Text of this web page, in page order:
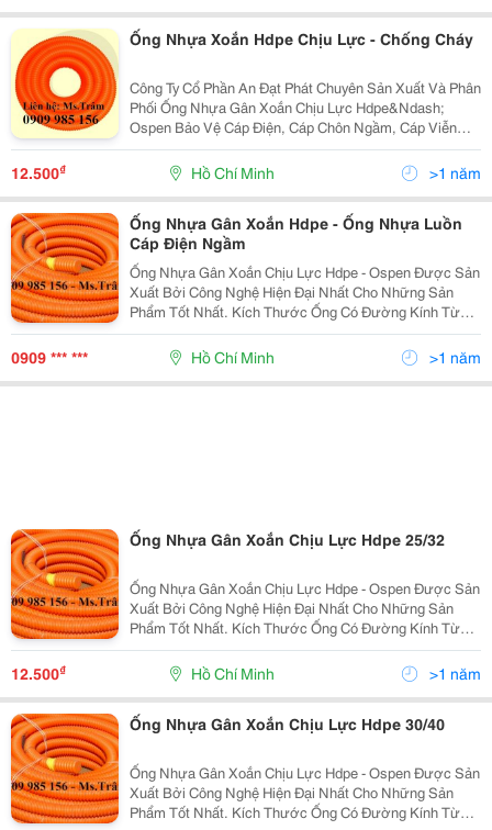
Ống Nhựa Xoắn Hdpe Chịu Lực - Chống Cháy
Công Ty Cổ Phần An Đạt Phát Chuyên Sản Xuất Và Phân
Phối Ống Nhựa Gân Xoắn Chịu Lực Hdpe&Ndash;
Ospen Bảo Vệ Cáp Điện, Cáp Chôn Ngầm, Cáp Viễn
Thông. Ưu Điểm: Độ Dài Liên Tục, Dễ Dàng Uốn Cong,
Khả Năng Chịu Nhiệt, Chịu Lực Lớn, Độ Bền Hóa Chất,
12.500₫ Hồ Chí Minh >1 năm
Ống Nhựa Gân Xoắn Hdpe - Ống Nhựa Luồn
Cáp Điện Ngầm
Ống Nhựa Gân Xoắn Chịu Lực Hdpe - Ospen Được Sản
Xuất Bởi Công Nghệ Hiện Đại Nhất Cho Những Sản
Phẩm Tốt Nhất. Kích Thước Ống Có Đường Kính Từ
25Mm Đến 250Mm . Ưu Điểm: Độ Dài Liên Tục, Dễ
Dàng Uốn Cong, Khả Năng Chịu Lực Lớn, Kinh Tế, Tiết
0909 *** *** Hồ Chí Minh >1 năm
Ống Nhựa Gân Xoắn Chịu Lực Hdpe 25/32
Ống Nhựa Gân Xoắn Chịu Lực Hdpe - Ospen Được Sản
Xuất Bởi Công Nghệ Hiện Đại Nhất Cho Những Sản
Phẩm Tốt Nhất. Kích Thước Ống Có Đường Kính Từ
25Mm Đến 250Mm . Ưu Điểm: Độ Dài Liên Tục, Dễ
Dàng Uốn Cong, Khả Năng Chịu Lực Lớn, Kinh Tế, Tiết
12.500₫ Hồ Chí Minh >1 năm
Ống Nhựa Gân Xoắn Chịu Lực Hdpe 30/40
Ống Nhựa Gân Xoắn Chịu Lực Hdpe - Ospen Được Sản
Xuất Bởi Công Nghệ Hiện Đại Nhất Cho Những Sản
Phẩm Tốt Nhất. Kích Thước Ống Có Đường Kính Từ